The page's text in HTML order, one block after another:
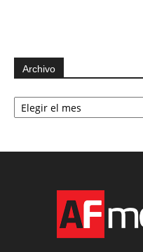
Archivo
Archivo